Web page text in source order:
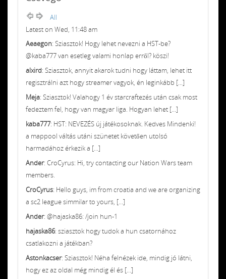
All
Latest on Wed, 11:48 am
Aeaegon: Sziasztok! Hogy lehet nevezni a HST-be?
@kaba777 van esetleg valami honlap erről? köszi!
alxird: Sziasztok, annyit akarok tudni hogy láttam, lehet itt
regisztrálni azt hogy streamer vagyok, én leginkább [...]
Meja: Sziasztok! Valahogy 1 év starcraftezés után csak most
fedeztem fel, hogy van magyar liga. Hogyan lehet [...]
kaba777: HST: NEVEZÉS új játékosoknak. Kedves Mindenki!
a mappool váltás utáni szünetet követően utolsó
harmadához érkezik a [...]
Ander: CroCyrus: Hi, try contacting our Nation Wars team
members.
CroCyrus: Hello guys, im from croatia and we are organizing
a sc2 league simmilar to yours, [...]
Ander: @hajaska86: /join hun-1
hajaska86: sziasztok hogy tudok a hun csatornához
csatlakozni a játékban?
Astonkacser: Sziasztok! Néha felnézek ide, mindig jó látni,
hogy ez az oldal még mindig él és [...]